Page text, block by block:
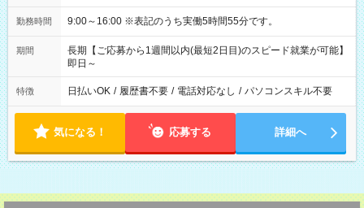
勤務時間 9:00～16:00 ※表記のうち実働5時間55分です。
期間
長期【ご応募から1週間以内(最短2日目)のスピード就業が可能】
即日～
特徴 日払いOK / 履歴書不要 / 電話対応なし / パソコンスキル不要
気になる！ 応募する 詳細へ